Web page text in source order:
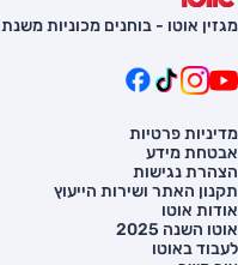
מגזין אוטו - בוחנים מכוניות משנת 1986
מדיניות פרטיות
אבטחת מידע
הצהרת נגישות
תקנון האתר ושירות הייעוץ
אודות אוטו
אוטו השנה 2025
לעבוד באוטו